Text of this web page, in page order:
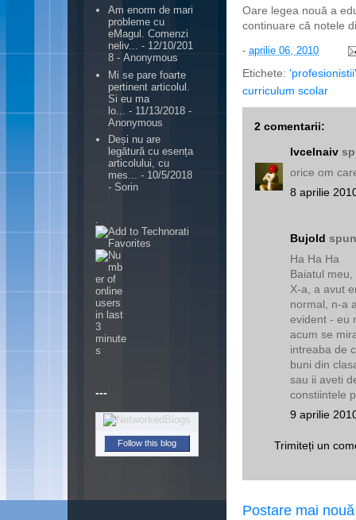
Oare legea nouă a
continuare că notele
- aprilie 06, 2010
Etichete: 'profesionistii'
curriculum scolar
2 comentarii:
Ivcelnaiv
orice om
8 aprilie
Bujold
Ha Ha Ha
Baiatul
X-a, a avut
normal, n-a
evident - eu
acum se
intreaba de
buni din
sau ii aveti
constiintele
9 aprilie
Trimiteți un
Postare mai nouă
Am enorm de mari
probleme cu
eMagul. Comenzi
neliv... - 12/10/201
8 - Anonymous
Mi se pare foarte
pertinent articolul.
Si eu ma
lo...
- 11/13/2018 -
Anonymous
Deși nu are
legătură cu esența
articolului, cu
mes... - 10/5/2018
- Sorin
---
Follow this blog